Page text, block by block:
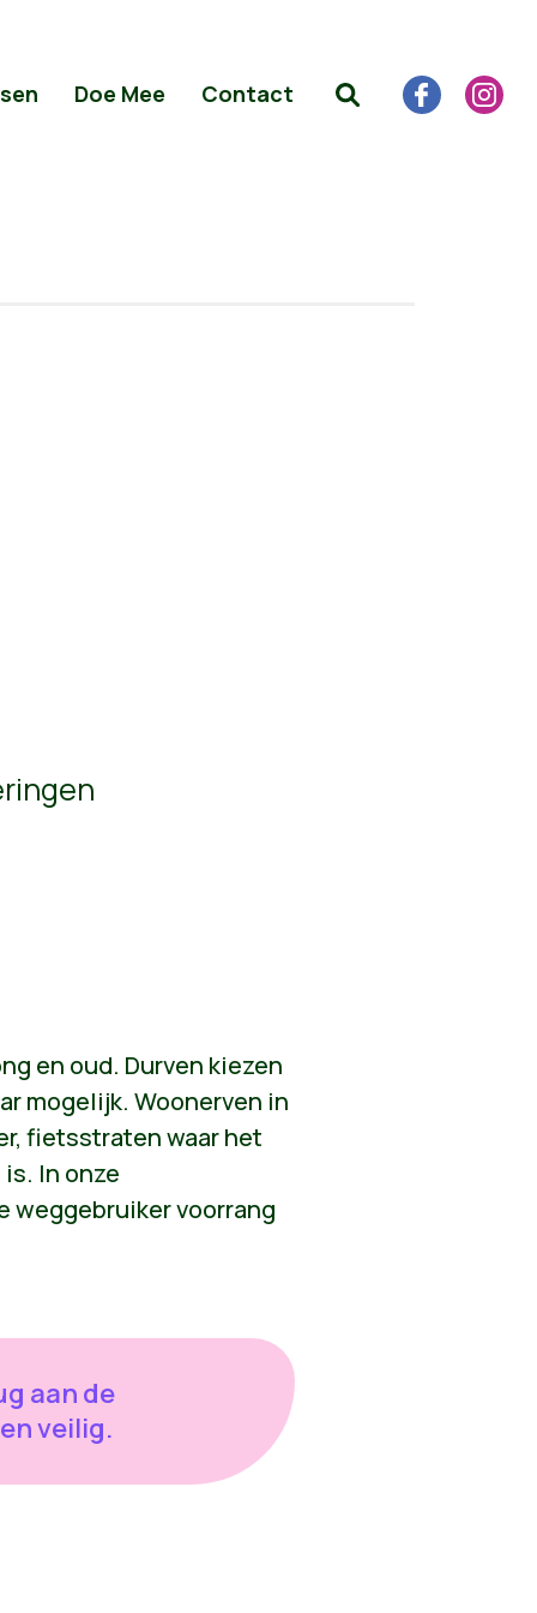
Doe Mee Contact
en oud. Durven kiezen
mogelijk. Woonerven in
fietsstraten waar het
In onze
weggebruiker voorrang
aan de
veilig.